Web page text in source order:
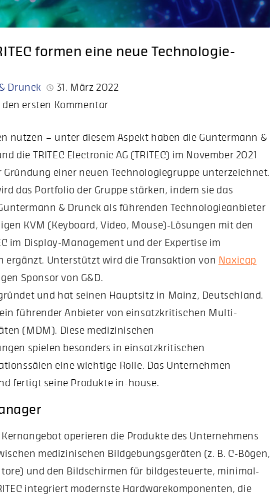
formen eine neue Technologie-
Drunck
31. März 2022
den ersten Kommentar
nutzen – unter diesem Aspekt haben die Guntermann &
die TRITEC Electronic AG (TRITEC) im November 2021
Gründung einer neuen Technologiegruppe unterzeichnet.
das Portfolio der Gruppe stärken, indem sie das
& Drunck als führenden Technologieanbieter
KVM (Keyboard, Video, Mouse)-Lösungen mit den
im Display-Management und der Expertise im
ergänzt. Unterstützt wird die Transaktion von Naxicap
Sponsor von G&D.
und hat seinen Hauptsitz in Mainz, Deutschland.
führender Anbieter von einsatzkritischen Multi-
(MDM). Diese medizinischen
spielen besonders in einsatzkritischen
eine wichtige Rolle. Das Unternehmen
fertigt seine Produkte in-house.
operieren die Produkte des Unternehmens
medizinischen Bildgebungsgeräten (z. B. C-Bögen,
und den Bildschirmen für bildgesteuerte, minimal-
integriert modernste Hardwarekomponenten, die